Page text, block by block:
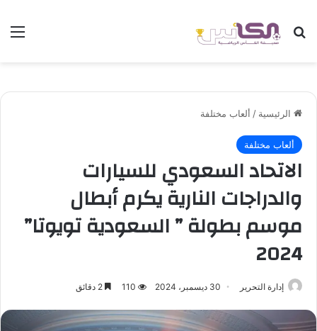
بحث عن
الرئيسية / ألعاب مختلفة
ألعاب مختلفة
الاتحاد السعودي للسيارات
والدراجات النارية يكرم أبطال
موسم بطولة ” السعودية تويوتا”
2024
إدارة التحرير 30 ديسمبر، 2024 110